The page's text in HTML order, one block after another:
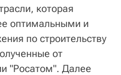
которая
оптимальными и
по строительству
от
"Росатом". Далее